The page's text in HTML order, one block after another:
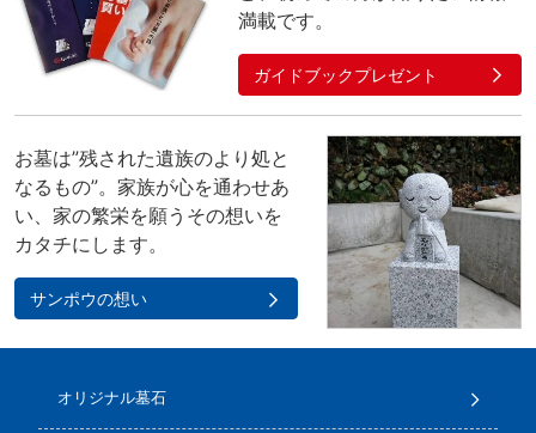
満載です。
ガイドブックプレゼント
お墓は”残された遺族のより処と
なるもの”。家族が心を通わせあ
い、家の繁栄を願うその想いを
カタチにします。
サンポウの想い
オリジナル墓石